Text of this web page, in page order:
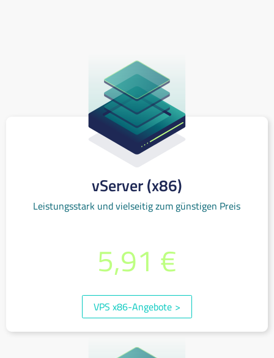
vServer (x86)
Leistungsstark und vielseitig zum günstigen Preis
5,91 €
VPS x86-Angebote >